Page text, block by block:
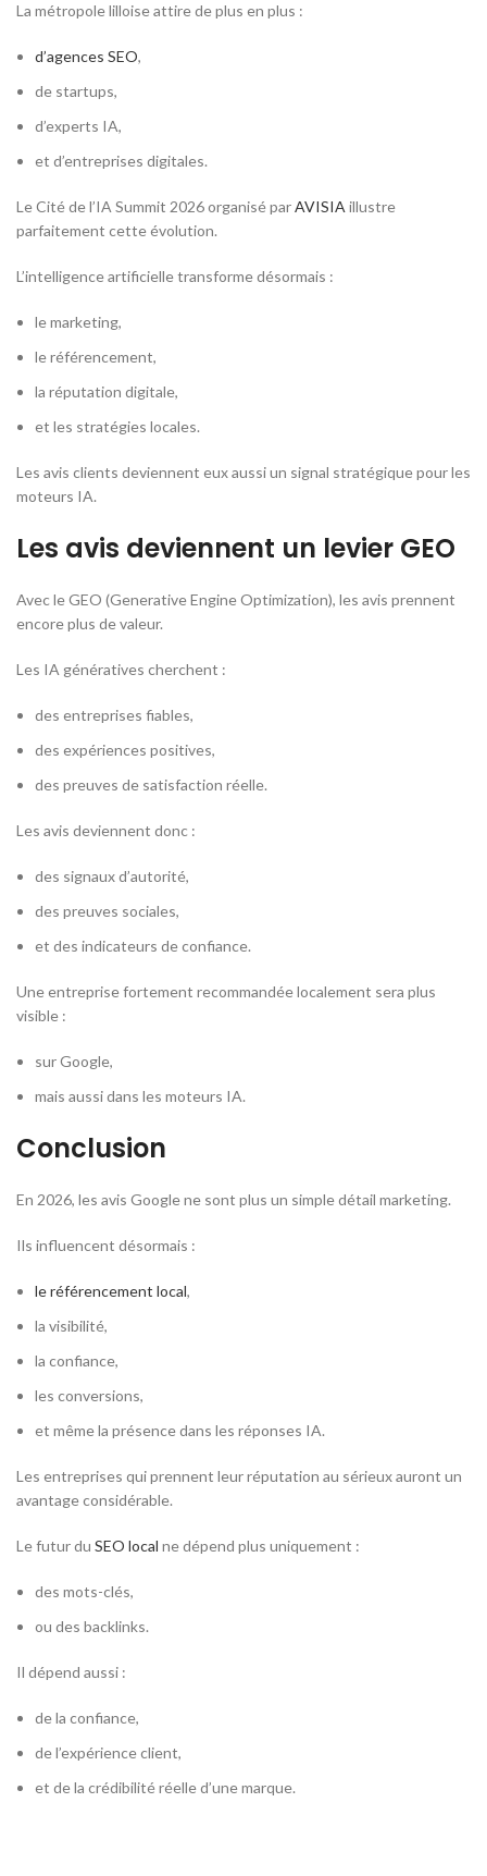
La métropole lilloise attire de plus en plus :
d’agences SEO,
de startups,
d’experts IA,
et d’entreprises digitales.
Le Cité de l’IA Summit 2026 organisé parAVISIA illustre
parfaitement cette évolution.
L’intelligence artificielle transforme désormais :
le marketing,
le référencement,
la réputation digitale,
et les stratégies locales.
Les avis clients deviennent eux aussi un signal stratégique pour les
moteurs IA.
Les avis deviennent un levier GEO
Avec le GEO (Generative Engine Optimization), les avis prennent
encore plus de valeur.
Les IA génératives cherchent :
des entreprises fiables,
des expériences positives,
des preuves de satisfaction réelle.
Les avis deviennent donc :
des signaux d’autorité,
des preuves sociales,
et des indicateurs de confiance.
Une entreprise fortement recommandée localement sera plus
visible :
sur Google,
mais aussi dans les moteurs IA.
Conclusion
En 2026, les avis Google ne sont plus un simple détail marketing.
Ils influencent désormais :
le référencement local,
la visibilité,
la confiance,
les conversions,
et même la présence dans les réponses IA.
Les entreprises qui prennent leur réputation au sérieux auront un
avantage considérable.
Le futur du SEO local ne dépend plus uniquement :
des mots-clés,
ou des backlinks.
Il dépend aussi :
de la confiance,
de l’expérience client,
et de la crédibilité réelle d’une marque.